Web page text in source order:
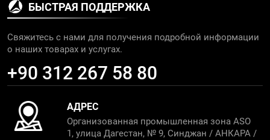
БЫСТРАЯ ПОДДЕРЖКА
Свяжитесь с нами для получения подробной информации
о наших товарах и услугах.
+90 312 267 58 80
АДРЕС
Организованная промышленная зона ASO
1, улица Дагестан, № 9, Синджан / АНКАРА /